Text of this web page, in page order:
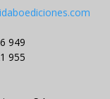
949
955